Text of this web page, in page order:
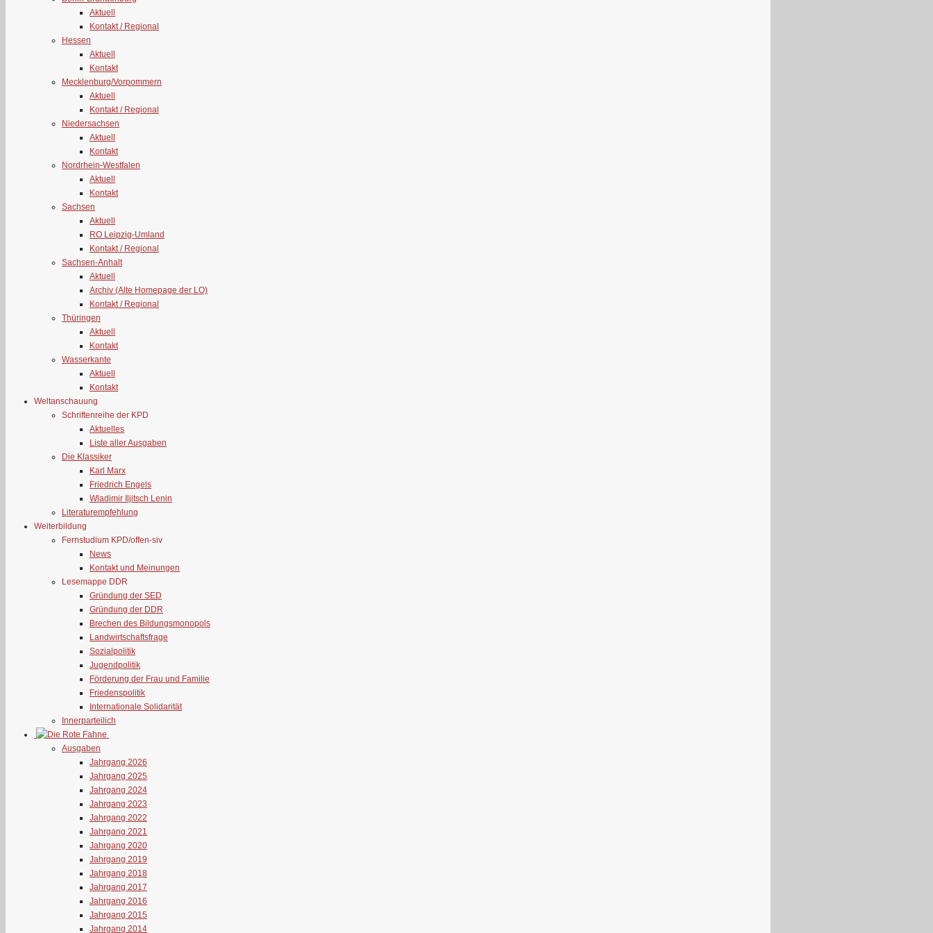
Aktuell
Kontakt / Regional
Hessen
Aktuell
Kontakt
Mecklenburg/Vorpommern
Aktuell
Kontakt / Regional
Niedersachsen
Aktuell
Kontakt
Nordrhein-Westfalen
Aktuell
Kontakt
Sachsen
Aktuell
RO Leipzig-Umland
Kontakt / Regional
Sachsen-Anhalt
Aktuell
Archiv (Alte Homepage der LO)
Kontakt / Regional
Thüringen
Aktuell
Kontakt
Wasserkante
Aktuell
Kontakt
Weltanschauung
Schriftenreihe der KPD
Aktuelles
Liste aller Ausgaben
Die Klassiker
Karl Marx
Friedrich Engels
Wladimir Iljitsch Lenin
Literaturempfehlung
Weiterbildung
Fernstudium KPD/offen-siv
News
Kontakt und Meinungen
Lesemappe DDR
Gründung der SED
Gründung der DDR
Brechen des Bildungsmonopols
Landwirtschaftsfrage
Sozialpolitik
Jugendpolitik
Förderung der Frau und Familie
Friedenspolitik
Internationale Solidarität
Innerparteilich
Ausgaben
Jahrgang 2026
Jahrgang 2025
Jahrgang 2024
Jahrgang 2023
Jahrgang 2022
Jahrgang 2021
Jahrgang 2020
Jahrgang 2019
Jahrgang 2018
Jahrgang 2017
Jahrgang 2016
Jahrgang 2015
Jahrgang 2014